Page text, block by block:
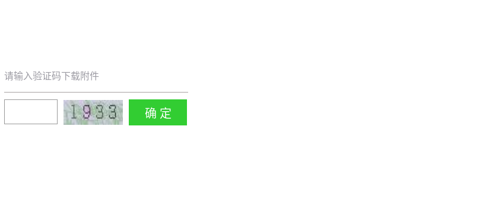
请输入验证码下载附件